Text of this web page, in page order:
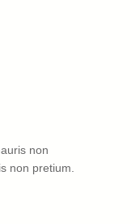
non
non pretium.